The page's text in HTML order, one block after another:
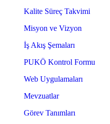
Kalite Süreç Takvimi
Misyon ve Vizyon
İş Akış Şemaları
PUKÖ Kontrol Formu
Web Uygulamaları
Mevzuatlar
Görev Tanımları